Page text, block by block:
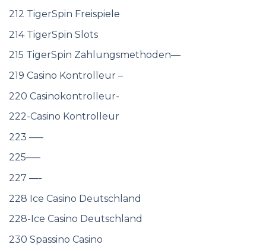
212 TigerSpin Freispiele
214 TigerSpin Slots
215 TigerSpin Zahlungsmethoden—
219 Casino Kontrolleur –
220 Casinokontrolleur-
222-Casino Kontrolleur
223 —–
225—–
227 —-
228 Ice Casino Deutschland
228-Ice Casino Deutschland
230 Spassino Casino